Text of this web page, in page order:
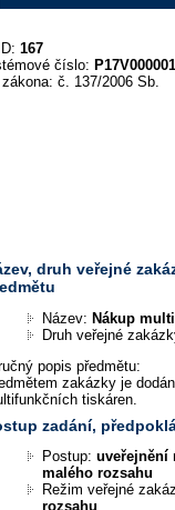
167
číslo:
zákona: č. 137/2006 Sb.
druh veřejné
Název: Nákup
Druh veřejné
popis předmětu:
zakázky je
tiskáren.
zadání,
Postup:uveřejnění
malého rozsahu
Režim veřejné
rozsahu